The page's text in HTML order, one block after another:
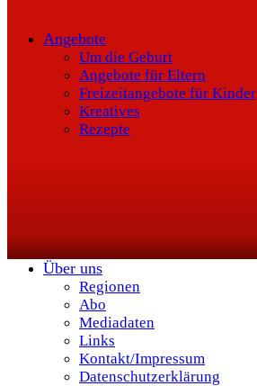
Angebote
Um die Geburt
Angebote für Eltern
Freizeitangebote für Kinder
Kreatives
Rezepte
Über uns
Regionen
Abo
Mediadaten
Links
Kontakt/Impressum
Datenschutzerklärung